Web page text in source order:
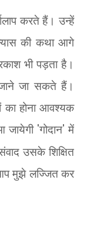
करते हैं। उन्हें
की कथा आगे
भी पड़ता है।
जाने जा सकते हैं।
का होना आवश्यक
जायेगी 'गोदान'में
उसके शिक्षित
मुझे लज्जित कर